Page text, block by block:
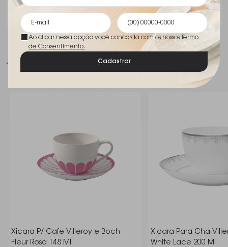
Ao clicar nessa opção você concorda com os nossos Termo
de Consentimento.
Cadastrar
Talvez você goste
Xicara P/ Cafe Villeroy e Boch
Fleur Rosa 148 Ml
Xicara Para Cha
White Lace 200 Ml